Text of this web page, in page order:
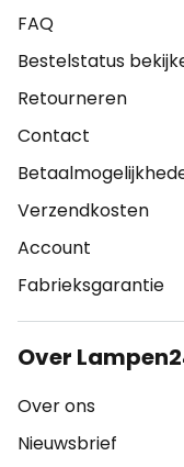
FAQ
Bestelstatus
Retourneren
Contact
Verzendkosten
Account
Fabrieksgarantie
Over
Over ons
Nieuwsbrief